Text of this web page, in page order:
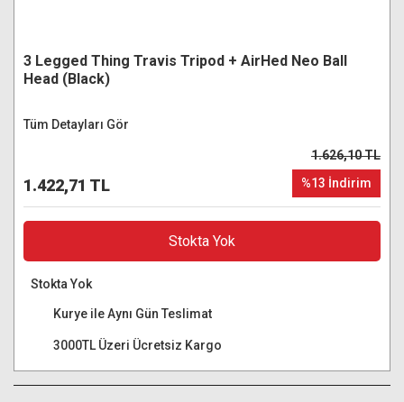
3 Legged Thing Travis Tripod + AirHed Neo Ball
Head (Black)
Tüm Detayları Gör
1.422,71 TL
1.626,10 TL
%13 İndirim
Stokta Yok
Stokta Yok
Kurye ile Aynı Gün Teslimat
3000TL Üzeri Ücretsiz Kargo